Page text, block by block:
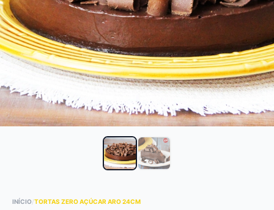
INÍCIO/TORTAS ZERO AÇÚCAR ARO 24CM